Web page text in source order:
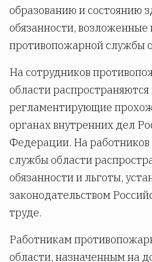
образованию и состоянию
обязанности, возложенные
противопожарной службы
На сотрудников
области
регламентирующие
органах внутренних дел
Федерации. На
службы области
обязанности и льготы,
законодательством
труде.
Работникам
области, назначенным на